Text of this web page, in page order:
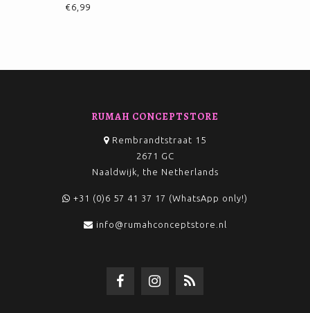
€6,99
RUMAH CONCEPTSTORE
Rembrandtstraat 15
2671 GC
Naaldwijk, the Netherlands
+31 (0)6 57 41 37 17 (WhatsApp only!)
info@rumahconceptstore.nl